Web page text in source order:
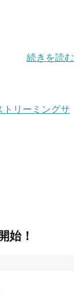
続きを読む
トリーミングサ
始！